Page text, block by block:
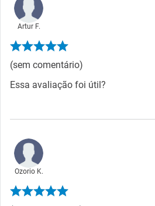
Artur F.
(sem comentário)
Essa avaliação foi útil?
Ozorio K.